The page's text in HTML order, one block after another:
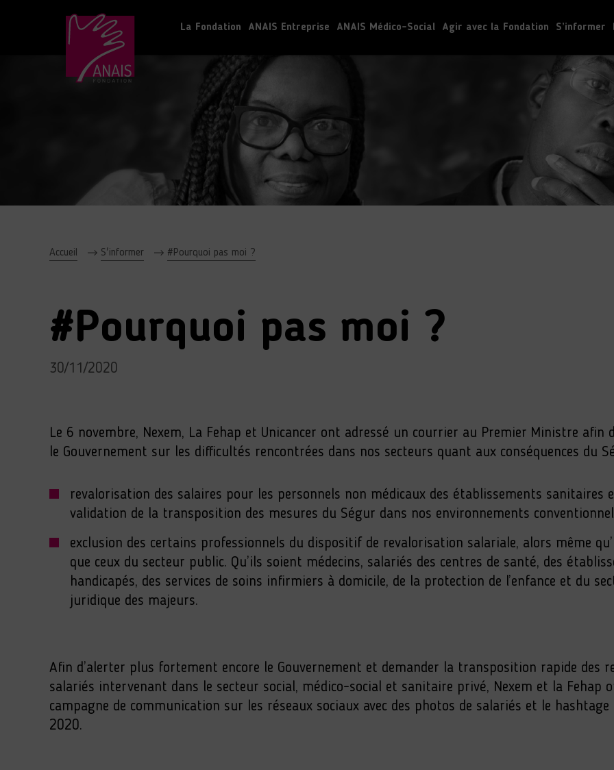
La Fondation ANAIS Entreprise ANAIS Médico-Social Agir avec la Fondation S’informer
Accueil S'informer #Pourquoi pas moi ?
#Pourquoi pas moi ?
30/11/2020
Le 6 novembre, Nexem, La Fehap et Unicancer ont adressé un courrier au Premier Ministre afin
le Gouvernement sur les difficultés rencontrées dans nos secteurs quant aux conséquences du
revalorisation des salaires pour les personnels non médicaux des établissements sanitaires
validation de la transposition des mesures du Ségur dans nos environnements
exclusion des certains professionnels du dispositif de revalorisation salariale, alors même
que ceux du secteur public. Qu’ils soient médecins, salariés des centres de santé, des
handicapés, des services de soins infirmiers à domicile, de la protection de l’enfance et du
juridique des majeurs.
Afin d’alerter plus fortement encore le Gouvernement et demander la transposition rapide des
salariés intervenant dans le secteur social, médico-social et sanitaire privé, Nexem et la Fehap
campagne de communication sur les réseaux sociaux avec des photos de salariés et le hashtage
2020.